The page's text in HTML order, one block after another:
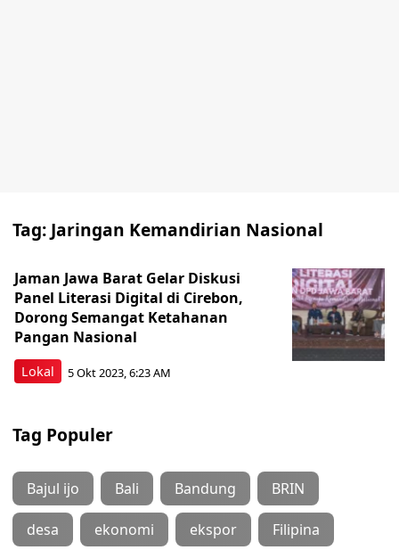
Tag: Jaringan Kemandirian Nasional
Lokal
Jaman Jawa Barat Gelar Diskusi
Panel Literasi Digital di Cirebon,
Dorong Semangat Ketahanan
Pangan Nasional
5 Okt 2023, 6:23 AM
Tag Populer
Bajul ijo Bali Bandung BRIN
desa ekonomi ekspor Filipina